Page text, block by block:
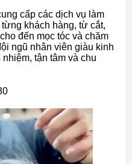
cấp các dịch vụ làm
khách hàng, từ cắt,
đến mọc tóc và chăm
ngũ nhân viên giàu kinh
tận tâm và chu